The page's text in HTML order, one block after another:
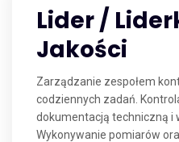
Lider /
Jakości
Zarządzanie zespołem
codziennych zadań.
dokumentacją techniczną i
Wykonywanie pomiarów